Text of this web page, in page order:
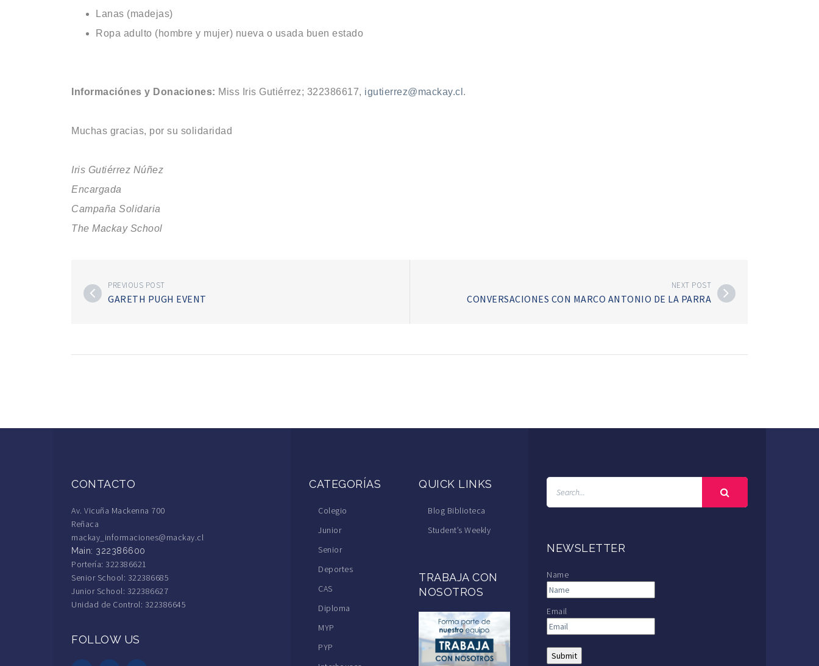
Lanas (madejas)
Ropa adulto (hombre y mujer) nueva o usada buen estado
Informaciónes y Donaciones: Miss Iris Gutiérrez; 322386617, igutierrez@mackay.cl .
Muchas gracias, por su solidaridad
Iris Gutiérrez Núñez
Encargada
Campaña Solidaria
The Mackay School
PREVIOUS POST
GARETH PUGH EVENT
NEXT POST
CONVERSACIONES CON MARCO ANTONIO DE LA PARRA
CONTACTO
Av. Vicuña Mackenna 700
Reñaca
mackay_informaciones@mackay.cl
Main: 322386600
Portería: 322386621
Senior School: 322386685
Junior School: 322386627
Unidad de Control: 322386645
FOLLOW US
CATEGORÍAS
Colegio
Junior
Senior
Deportes
CAS
Diploma
MYP
PYP
QUICK LINKS
Blog Biblioteca
Student’s Weekly
TRABAJA CON
NOSOTROS
NEWSLETTER
Name
Email